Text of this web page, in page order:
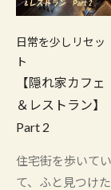
日常を少しリセッ
ト
【隠れ家カフェ
＆レストラン】
Part 2
住宅街を歩いてい
て、ふと見つけた